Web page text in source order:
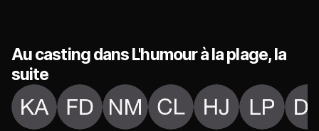
Au casting dans L'humour à la plage, la
suite